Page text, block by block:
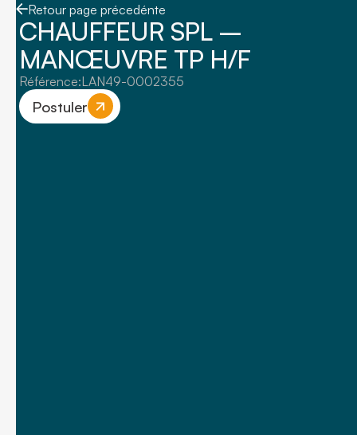
Retour page précedénte
CHAUFFEUR SPL –
MANŒUVRE TP H/F
Référence:LAN49-0002355
Postuler